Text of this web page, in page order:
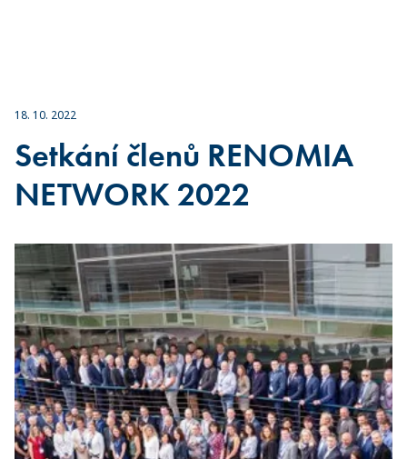
18. 10. 2022
Setkání členů RENOMIA
NETWORK 2022